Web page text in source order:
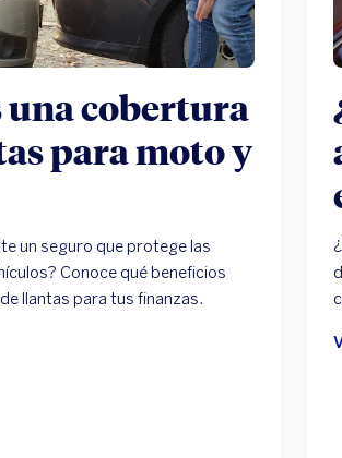
una cobertura
para moto y
un seguro que protege las
Conoce qué beneficios
llantas para tus finanzas.